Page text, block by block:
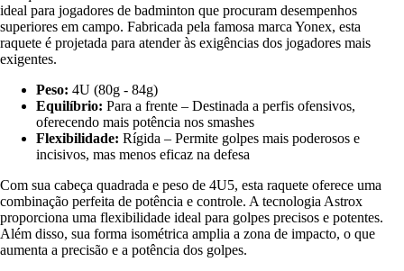
ideal para jogadores de badminton que procuram desempenhos
superiores em campo. Fabricada pela famosa marca Yonex, esta
raquete é projetada para atender às exigências dos jogadores mais
exigentes.
Peso: 4U (80g - 84g)
Equilíbrio: Para a frente – Destinada a perfis ofensivos,
oferecendo mais potência nos smashes
Flexibilidade: Rígida – Permite golpes mais poderosos e
incisivos, mas menos eficaz na defesa
Com sua cabeça quadrada e peso de 4U5, esta raquete oferece uma
combinação perfeita de potência e controle. A tecnologia Astrox
proporciona uma flexibilidade ideal para golpes precisos e potentes.
Além disso, sua forma isométrica amplia a zona de impacto, o que
aumenta a precisão e a potência dos golpes.